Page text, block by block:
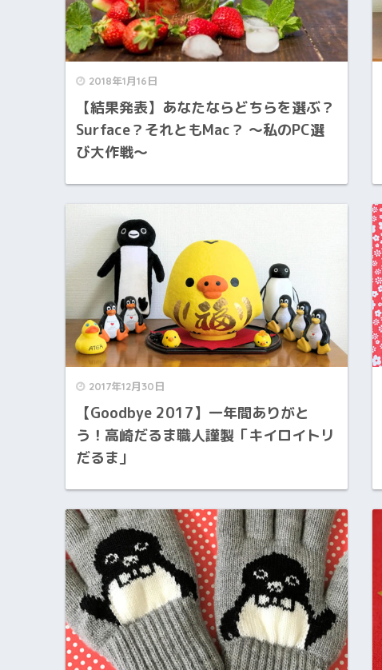
2018年1月16日
【結果発表】あなたならどちらを選ぶ？
Surface？それともMac？ 〜私のPC選
び大作戦〜
2017年12月30日
【Goodbye 2017】一年間ありがと
う！高崎だるま職人謹製「キイロイトリ
だるま」